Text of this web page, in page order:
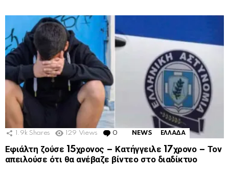
1.9k Shares 129 Views 0 Comments
NEWS ΕΛΛΑΔΑ
Εφιάλτη ζούσε 15χρονος – Κατήγγειλε 17χρονο – Τον
απειλούσε ότι θα ανέβαζε βίντεο στο διαδίκτυο